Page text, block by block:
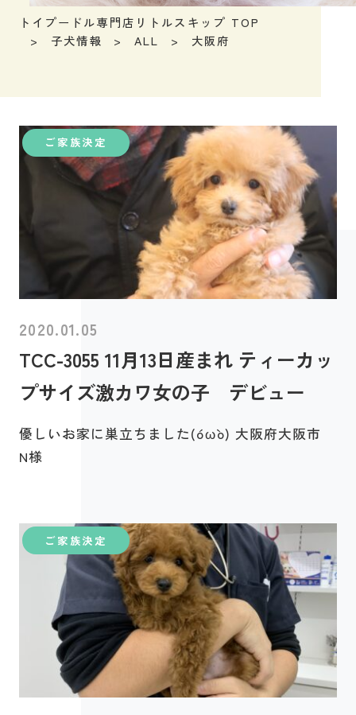
トイプードル専門店リトルスキップ TOP
子犬情報
ALL 大阪府
ご家族決定
2020.01.05
TCC-3055 11月13日産まれ ティーカッ
プサイズ激カワ女の子 デビュー
優しいお家に巣立ちました(o´ω`o) 大阪府大阪市
N様
ご家族決定